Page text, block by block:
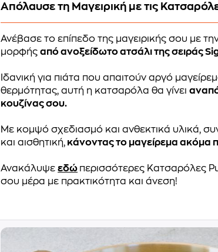
Απόλαυσε τη Μαγειρική με τις
Ανέβασε το επίπεδο της μαγειρικής σου με
μορφήςαπό ανοξείδωτο ατσάλι της σειράς
Ιδανική για πιάτα που απαιτούν αργό
θερμότητας, αυτή η κατσαρόλα θα γίνει
κουζίνας σου.
Με κομψό σχεδιασμό και ανθεκτικά υλικά,
και αισθητική, κάνοντας το μαγείρεμα ακόμα
Ανακάλυψεεδώ περισσότερες Κατσαρόλες
σου μέρα με πρακτικότητα και άνεση!